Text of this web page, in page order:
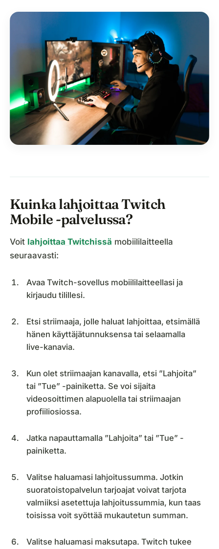
Kuinka lahjoittaa Twitch
Mobile -palvelussa?
Voit lahjoittaa Twitchissä mobiililaitteella
seuraavasti:
Avaa Twitch-sovellus mobiililaitteellasi ja
kirjaudu tilillesi.
Etsi striimaaja, jolle haluat lahjoittaa, etsimällä
hänen käyttäjätunnuksensa tai selaamalla
live-kanavia.
Kun olet striimaajan kanavalla, etsi ”Lahjoita”
tai ”Tue” -painiketta. Se voi sijaita
videosoittimen alapuolella tai striimaajan
profiiliosiossa.
Jatka napauttamalla ”Lahjoita” tai ”Tue” -
painiketta.
Valitse haluamasi lahjoitussumma. Jotkin
suoratoistopalvelun tarjoajat voivat tarjota
valmiiksi asetettuja lahjoitussummia, kun taas
toisissa voit syöttää mukautetun summan.
Valitse haluamasi maksutapa. Twitch tukee